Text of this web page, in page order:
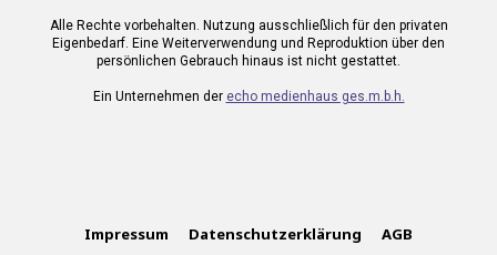
Alle Rechte vorbehalten. Nutzung ausschließlich für den privaten
Eigenbedarf. Eine Weiterverwendung und Reproduktion über den
persönlichen Gebrauch hinaus ist nicht gestattet.
Ein Unternehmen der echo medienhaus ges.m.b.h.
Impressum Datenschutzerklärung AGB